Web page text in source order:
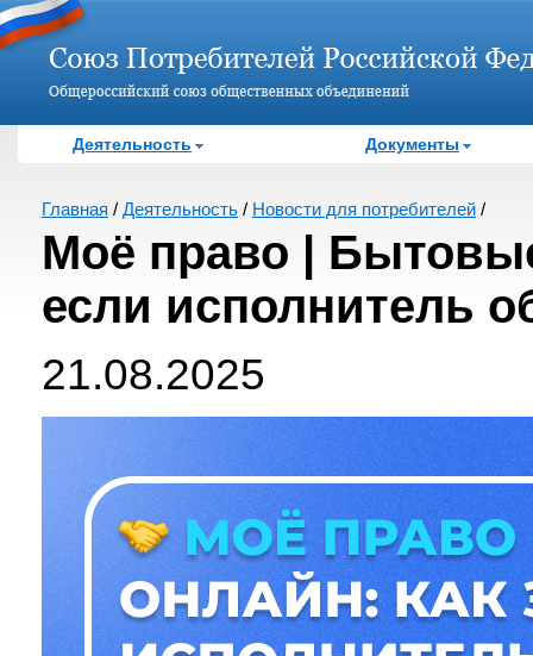
Деятельность Документы
Главная / Деятельность / Новости для потребителей /
Моё право |
если исполнитель
21.08.2025